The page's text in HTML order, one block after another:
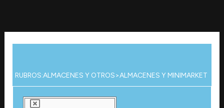
contenido
RUBROS:ALMACENES Y OTROS>ALMACENES Y MINIMARKET